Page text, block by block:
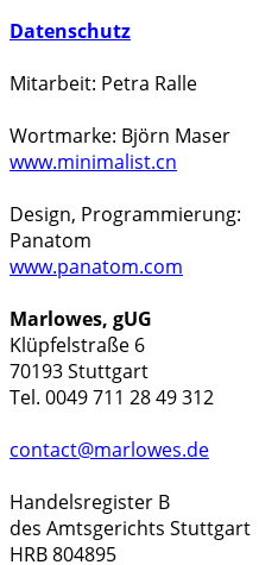
Datenschutz
Mitarbeit: Petra Ralle
Wortmarke: Björn Maser
www.minimalist.cn
Design, Programmierung:
Panatom
www.panatom.com
Marlowes, gUG
Klüpfelstraße 6
70193 Stuttgart
Tel. 0049 711 28 49 312
contact@marlowes.de
Handelsregister B
des Amtsgerichts Stuttgart
HRB 804895